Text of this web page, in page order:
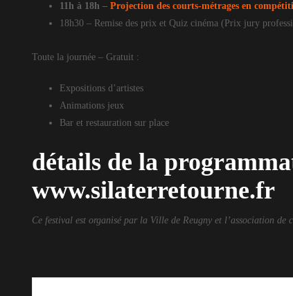
11h à 18h – Projection des courts-métrages en
18h30 – Remise des prix et Quiz cinéma (Prix jury
Toute la journée – Gratuit :
Expositions d’artistes
Animations jeux
Bar et restauration sur place
détails de la
www.silaterretourne.fr
Ce festival est organisé par la Ville de Reugny et l’association de